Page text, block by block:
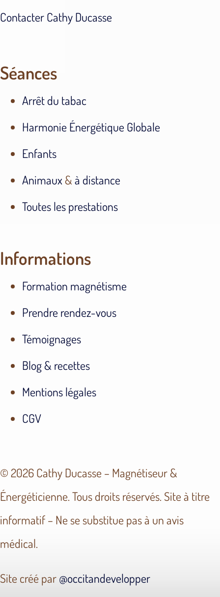
Contacter Cathy Ducasse
Séances
Arrêt du tabac
Harmonie Énergétique Globale
Enfants
Animaux&à distance
Toutes les prestations
Informations
Formation magnétisme
Prendre rendez-vous
Témoignages
Blog & recettes
Mentions légales
CGV
© 2026 Cathy Ducasse – Magnétiseur &
Énergéticienne. Tous droits réservés. Site à titre
informatif – Ne se substitue pas à un avis
médical.
Site créé par@occitandevelopper